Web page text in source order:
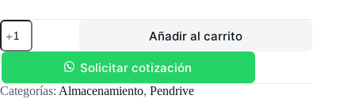
PENDRIVE
KINGSTON
64GB
DTXM/64GB
DATATRAVELER
EXODIA
Añadir al carrito
Solicitar cotización
Categorías: Almacenamiento, Pendrive